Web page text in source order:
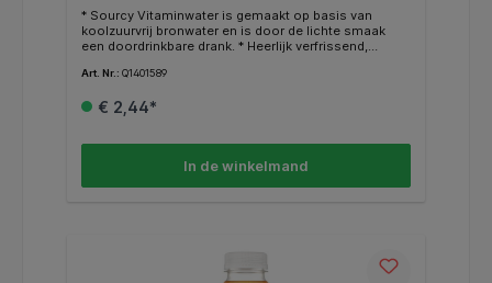
* Sourcy Vitaminwater is gemaakt op basis van
koolzuurvrij bronwater en is door de lichte smaak
een doordrinkbare drank. * Heerlijk verfrissend,
smaakstoffen en laag in calorieën. * Sourcy
in verschillende smaken.
Art. Nr.: Q1401589
€ 2,44*
In de winkelmand